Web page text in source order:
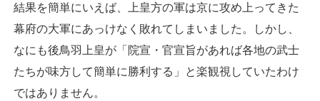
結果を簡単にいえば、上皇方の軍は京に攻め上ってきた
幕府の大軍にあっけなく敗れてしまいました。しかし、
なにも後鳥羽上皇が「院宣・官宣旨があれば各地の武士
たちが味方して簡単に勝利する」と楽観視していたわけ
ではありません。